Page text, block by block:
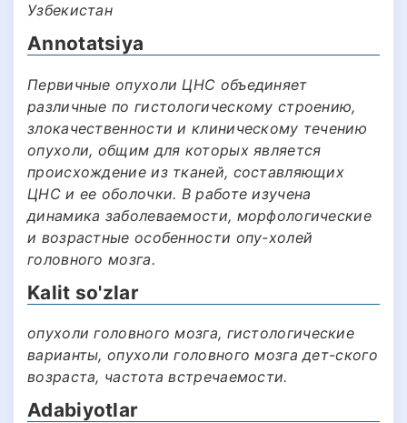
Узбекистан
Annotatsiya
Первичные опухоли ЦНС объединяет
различные по гистологическому строению,
злокачественности и клиническому течению
опухоли, общим для которых является
происхождение из тканей, составляющих
ЦНС и ее оболочки. В работе изучена
динамика заболеваемости, морфологические
и возрастные особенности опу-холей
головного мозга.
Kalit so'zlar
опухоли головного мозга, гистологические
варианты, опухоли головного мозга дет-ского
возраста, частота встречаемости.
Adabiyotlar